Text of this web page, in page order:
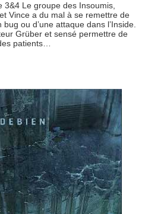
3&4 Le groupe des Insoumis,
Vince a du mal à se remettre de
ou d’une attaque dans l’Inside.
Grüber et sensé permettre de
patients…